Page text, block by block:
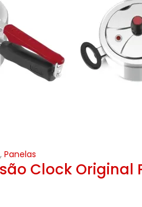
, Panelas
Clock